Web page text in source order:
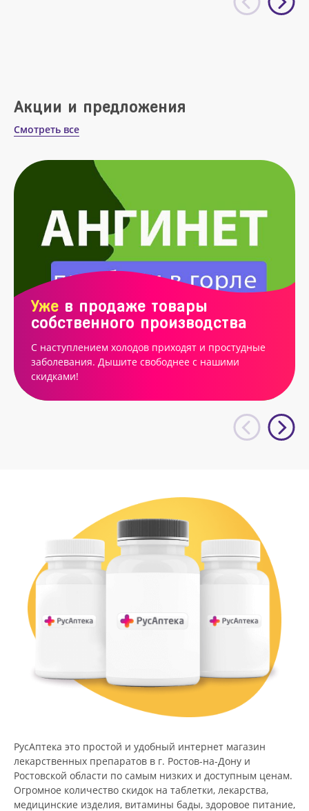
Акции и предложения
Смотреть все
Уже в продаже товары
собственного производства
С наступлением холодов приходят и простудные
заболевания. Дышите свободнее с нашими
скидками!
РусАптека это простой и удобный интернет магазин
лекарственных препаратов в г. Ростов-на-Дону и
Ростовской области по самым низких и доступным ценам.
Огромное количество скидок на таблетки, лекарства,
медицинские изделия, витамины бады, здоровое питание,